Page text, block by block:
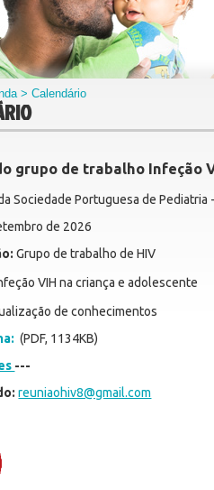
> Calendário
grupo de trabalho Infeção
Sociedade Portuguesa de Pediatria
de 2026
Grupo de trabalho de HIV
VIH na criança e adolescente
de conhecimentos
(PDF, 1134KB)
---
reuniaohiv8@gmail.com